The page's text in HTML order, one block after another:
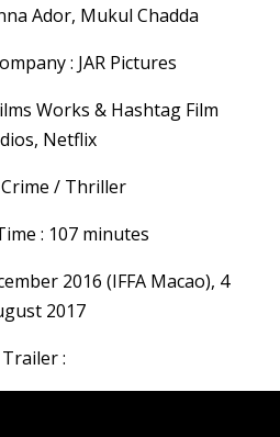
Ador, Mukul Chadda
: JAR Pictures
Works & Hashtag Film
Netflix
/ Thriller
: 107 minutes
2016 (IFFA Macao), 4
2017
Trailer :